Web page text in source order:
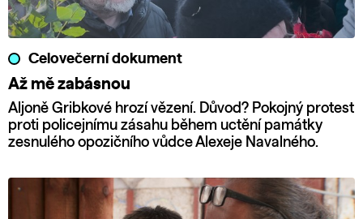
Celovečerní dokument
Až mě zabásnou
Aljoně Gribkové hrozí vězení. Důvod? Pokojný protest
proti policejnímu zásahu během uctění památky
zesnulého opozičního vůdce Alexeje Navalného.